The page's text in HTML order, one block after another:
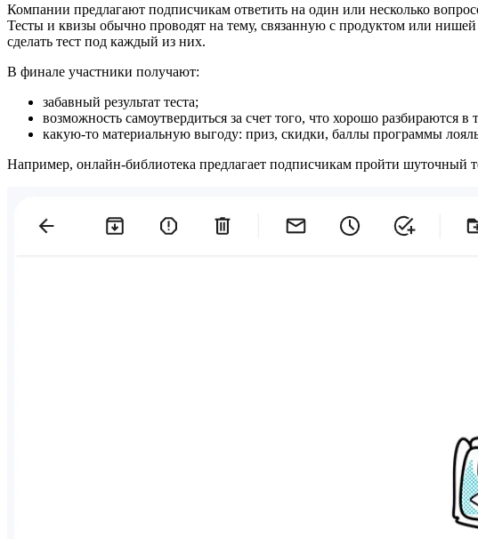
Компании предлагают подписчикам ответить на один или несколько
Тесты и квизы обычно проводят на тему, связанную с продуктом или
сделать тест под каждый из них.
В финале участники получают:
забавный результат теста;
возможность самоутвердиться за счет того, что хорошо разбираются в
какую-то материальную выгоду: приз, скидки, баллы программы
Например, онлайн-библиотека предлагает подписчикам пройти шуточный